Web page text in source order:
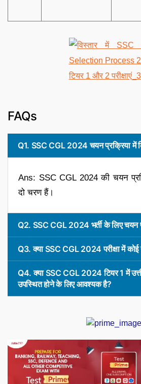
FAQs
Q1. SSC CGL 2024 चयन प्रक्रिया में
Ans: SSC CGL 2024 की चयन
दो चरण हैं।
Q2. SSC CGL 2024 भर्ती के लिए चयन
Q3. क्या SSC CGL 2024 परीक्षा में
Q4. क्या SSC CGL 2024 टियर 1 में
उपस्थित होने के लिए आवश्यक है?